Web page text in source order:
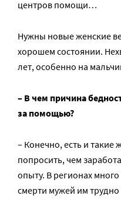
центров помощи…
Нужны новые женские
хорошем состоянии.
лет, особенно на
– В чем причина
за помощью?
– Конечно, есть и
попросить, чем
опыту. В регионах
смерти мужей им трудно